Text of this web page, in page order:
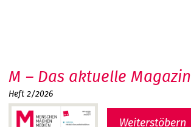
M – Das aktuelle Magazin
Heft 2/2026
Weiterstöbern